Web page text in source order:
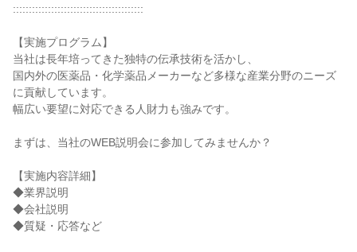
:::::::::::::::::::::::::::::::::::::::::
【実施プログラム】
当社は長年培ってきた独特の伝承技術を活かし、
国内外の医薬品・化学薬品メーカーなど多様な産業分野のニーズ
に貢献しています。
幅広い要望に対応できる人財力も強みです。
まずは、当社のWEB説明会に参加してみませんか？
【実施内容詳細】
◆業界説明
◆会社説明
◆質疑・応答など